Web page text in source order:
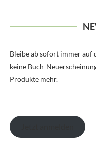
Bleibe ab sofort immer auf
keine Buch-
Produkte mehr.